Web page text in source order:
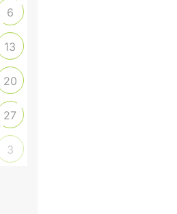
6
13
20
27
3